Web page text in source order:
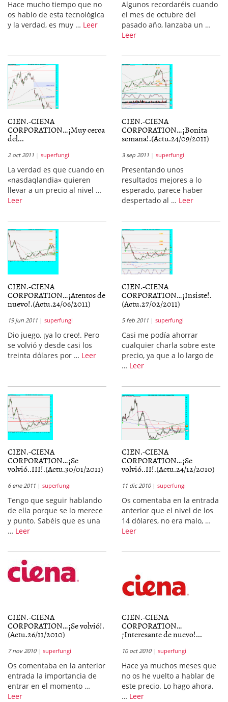
Hace mucho tiempo que no
os hablo de esta tecnológica
y la verdad, es muy … Leer
Algunos recordaréis cuando
el mes de octubre del
pasado año, lanzaba un …
Leer
CIEN.-CIENA
CORPORATION…¡Muy cerca
del...
2 oct 2011 superfungi
La verdad es que cuando en
«nasdaqlandia» quieren
llevar a un precio al nivel …
Leer
CIEN.-CIENA
CORPORATION…¡Bonita
semana!.(Actu.24/09/2011)
3 sep 2011 superfungi
Presentando unos
resultados mejores a lo
esperado, parece haber
despertado al … Leer
CIEN.-CIENA
CORPORATION…¡Atentos de
nuevo!.(Actu.24/06/2011)
19 jun 2011 superfungi
Dio juego, ¡ya lo creo!. Pero
se volvió y desde casi los
treinta dólares por … Leer
CIEN.-CIENA
CORPORATION…¡Insiste!.
(Actu.27/02/2011)
5 feb 2011 superfungi
Casi me podía ahorrar
cualquier charla sobre este
precio, ya que a lo largo de
… Leer
CIEN.-CIENA
CORPORATION…¡Se
volvió..III!.(Actu.30/01/2011)
6 ene 2011 superfungi
Tengo que seguir hablando
de ella porque se lo merece
y punto. Sabéis que es una
… Leer
CIEN.-CIENA
CORPORATION…¡Se
volvió..II!.(Actu.24/12/2010)
11 dic 2010 superfungi
Os comentaba en la entrada
anterior que el nivel de los
14 dólares, no era malo, …
Leer
CIEN.-CIENA
CORPORATION…¡Se volvió!.
(Actu.26/11/2010)
7 nov 2010 superfungi
Os comentaba en la anterior
entrada la importancia de
entrar en el momento …
Leer
CIEN.-CIENA
CORPORATION…
¡Interesante de nuevo!...
10 oct 2010 superfungi
Hace ya muchos meses que
no os he vuelto a hablar de
este precio. Lo hago ahora,
… Leer